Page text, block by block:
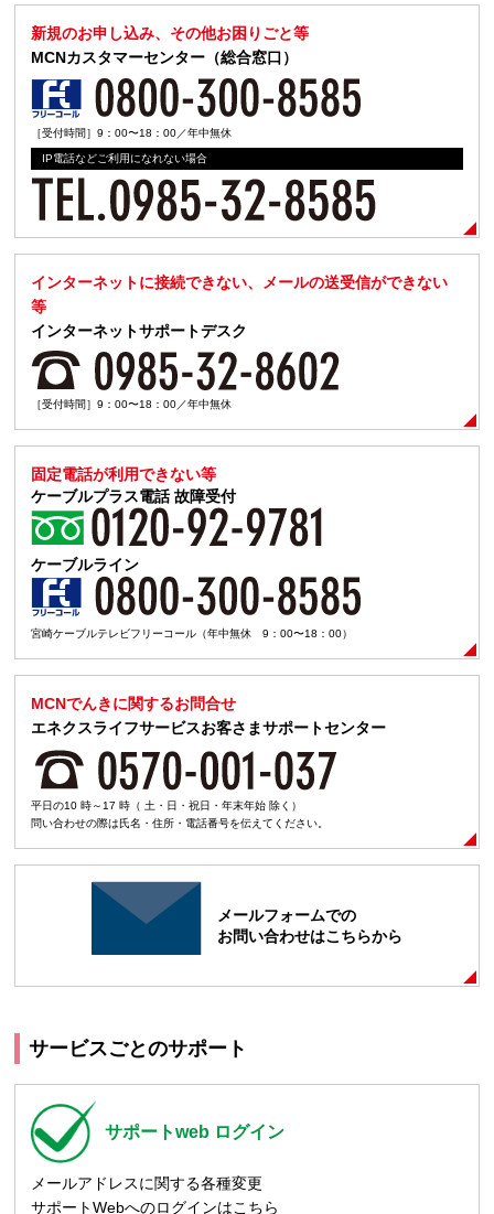
新規のお申し込み、その他お困りごと等
MCNカスタマーセンター（総合窓口）
［受付時間］9：00〜18：00／年中無休
IP電話などご利用になれない場合
インターネットに接続できない、メールの送受信ができない
等
インターネットサポートデスク
［受付時間］9：00〜18：00／年中無休
固定電話が利用できない等
ケーブルプラス電話故障受付
ケーブルライン
宮崎ケーブルテレビフリーコール（年中無休 9：00〜18：00）
MCNでんきに関するお問合せ
エネクスライフサービスお客さまサポートセンター
平日の10 時～17 時（ 土・日・祝日・年末年始 除く）
問い合わせの際は氏名・住所・電話番号を伝えてください。
メールフォームでの
お問い合わせはこちらから
サービスごとのサポート
サポートweb ログイン
メールアドレスに関する各種変更
サポートWebへのログインはこちら